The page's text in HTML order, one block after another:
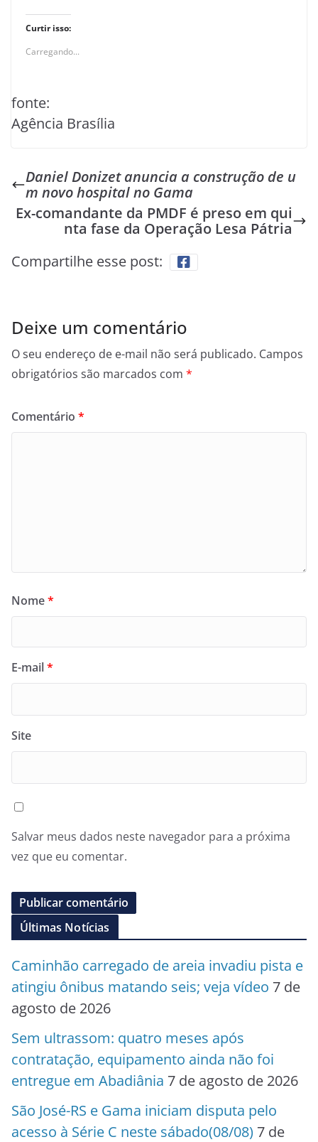
Curtir isso:
Carregando...
fonte:
Agência Brasília
Daniel Donizet anuncia a construção de u
m novo hospital no Gama
Ex-comandante da PMDF é preso em qui
nta fase da Operação Lesa Pátria
Compartilhe esse post:
Deixe um comentário
O seu endereço de e-mail não será publicado. Campos
obrigatórios são marcados com *
Comentário *
Nome*
E-mail*
Site
Salvar meus dados neste navegador para a próxima
vez que eu comentar.
Últimas Notícias
Caminhão carregado de areia invadiu pista e
atingiu ônibus matando seis; veja vídeo 7 de
agosto de 2026
Sem ultrassom: quatro meses após
contratação, equipamento ainda não foi
entregue em Abadiânia 7 de agosto de 2026
São José-RS e Gama iniciam disputa pelo
acesso à Série C neste sábado(08/08) 7 de